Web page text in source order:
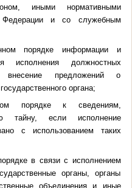
иными нормативными
Федерации и со служебным
порядке информации и
исполнения должностных
предложений о
органа;
порядке к сведениям,
тайну, если исполнение
с использованием таких
в связи с исполнением
органы, органы
объединения и иные